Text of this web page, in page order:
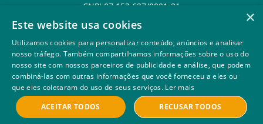
CNPJ 07.153.627/0001-21
Av. Paulista, 1.636 Conj. 4 Pavilhão 15 - Bela Vista - São Paulo -
SP
© PetCerto - Todos os direitos reservados
×
Este website usa cookies
Utilizamos cookies para personalizar conteúdo, anúncios e analisar
nosso tráfego. Também compartilhamos informações sobre o uso do
nosso site com nossos parceiros de publicidade e análise, que podem
combiná-las com outras informações que você forneceu a eles ou
que eles coletaram do uso de seus serviços. Ler mais
ACEITAR TODOS
RECUSAR TODOS